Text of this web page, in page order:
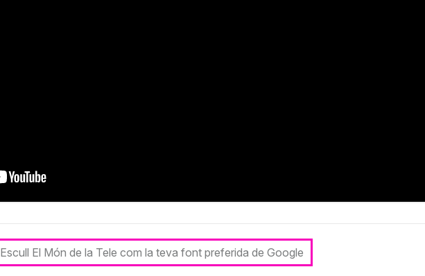
Escull El Món de la Tele com la teva font preferida de Google